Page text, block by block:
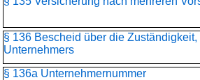
§ 136 Bescheid über die Zuständigkeit,
Unternehmers
§ 136a Unternehmernummer